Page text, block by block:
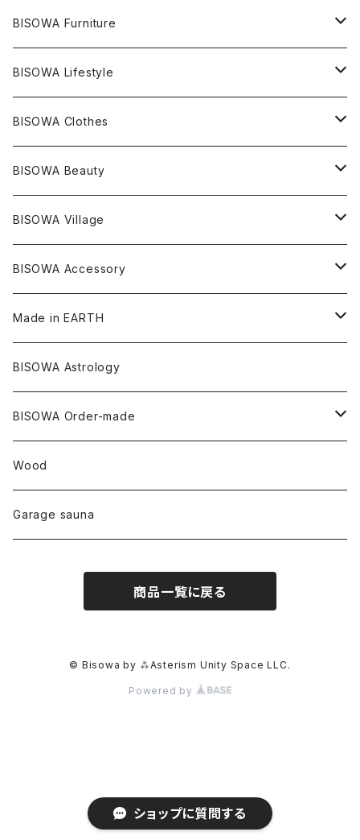
ショップに質問する
ライトニング
ツインソウル
メタモルフォーゼス
クォーツインクォーツ
ガーデンクォーツ
アメジスト
アクアマリン
デュモルチェライト
タンザナイト
ムーンストーン
ルチルクォーツ
スモーキークォーツ
産地別
ヒマラヤ
ブラジル
中国
アメリカ
宇佐美聖子
絹麻 ~kenma~
ピアス
宇佐美聖子
Others
ブレスレット
宇佐美聖子
Others
リング
サンキャッチャー
ヘアアクセサリー
イヤリング
キーホルダー
ONE PIECE
ヘンプ
オーガニックコットン
PANTS
ヘンプ
オーガニックコットン
T-SHIRT
オーガニックコットン
ヘンプコットン
leggings
ヘンプ
オーガニックコットン
Others
ヘンプ
オーガニックコットン
Underwear
BISOWA Furniture
のるすく
BISOWA Lifestyle
Music
宇佐美聖子
Niceness Music
浄化アイテム
Cosmic Hemp 麻炭
セージ
オラクルカード
キャンドル
HAZE 和蝋燭
縁キャンドル
陶器
大蝶恵美子
Tomoko Uemura Art 麻炭陶器
Cosmic hemp
YUGEN GLASS
others
foods
BISOWA Clothes
麻
絹
Others
オーガニックコットン
バンブー
オーガニックフリース
BISOWA Beauty
ヘンプオイル
BISOWA Village
Bisowa Club Room
BISOWA Accessory
ヘアゴム
宇佐美聖子
Made in EARTH
Misakubo Japan
碧-AOI-の松葉天然酵母パン
Uwajima Japan
BISOWA Astrology
BISOWA Order-made
∞Seiko Usami∞
Wood
Garage sauna
商品一覧に戻る
© Bisowa by ⁂Asterism Unity Space LLC.
Powered by